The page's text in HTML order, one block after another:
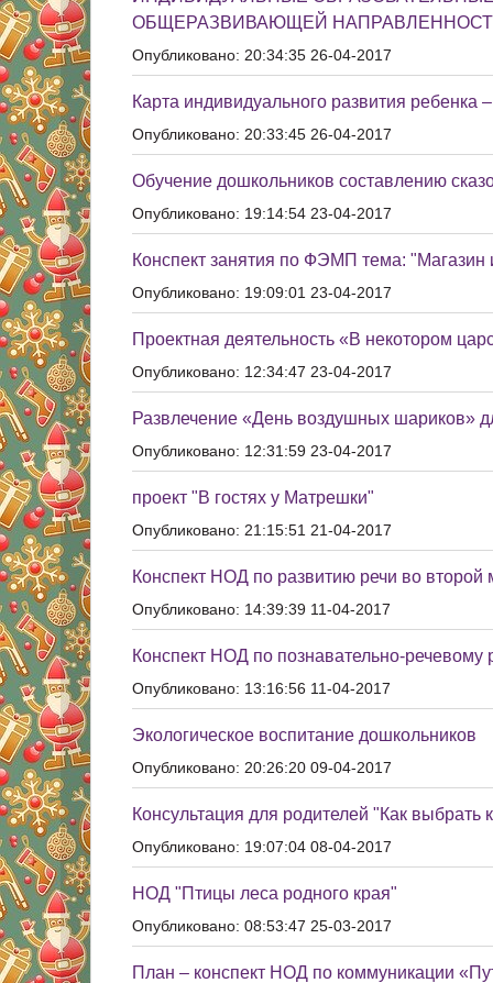
ОБЩЕРАЗВИВАЮЩЕЙ НАПРАВЛЕННОСТИ
Опубликовано: 20:34:35 26-04-2017
Карта индивидуального развития ребенка
Опубликовано: 20:33:45 26-04-2017
Обучение дошкольников составлению
Опубликовано: 19:14:54 23-04-2017
Конспект занятия по ФЭМП тема: "Магазин
Опубликовано: 19:09:01 23-04-2017
Проектная деятельность «В некотором
Опубликовано: 12:34:47 23-04-2017
Развлечение «День воздушных шариков»
Опубликовано: 12:31:59 23-04-2017
проект "В гостях у Матрешки"
Опубликовано: 21:15:51 21-04-2017
Конспект НОД по развитию речи во второй
Опубликовано: 14:39:39 11-04-2017
Конспект НОД по познавательно-
Опубликовано: 13:16:56 11-04-2017
Экологическое воспитание дошкольников
Опубликовано: 20:26:20 09-04-2017
Консультация для родителей "Как выбрать
Опубликовано: 19:07:04 08-04-2017
НОД "Птицы леса родного края"
Опубликовано: 08:53:47 25-03-2017
План – конспект НОД по коммуникации